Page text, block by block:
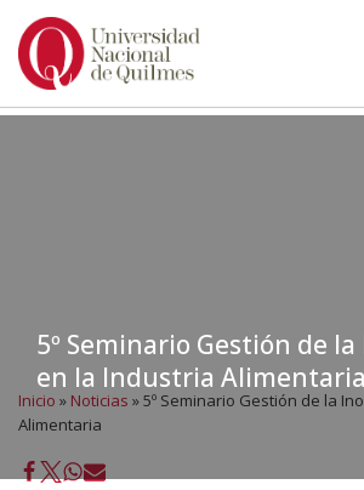
Ir
5º Seminario Gestión de
en la Industria Alimentaria
Inicio » Noticias »5º Seminario Gestión de la
Alimentaria